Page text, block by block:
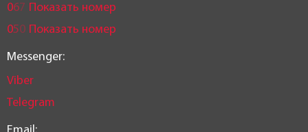
067 Показать номер
050 Показать номер
Messenger:
Viber
Telegram